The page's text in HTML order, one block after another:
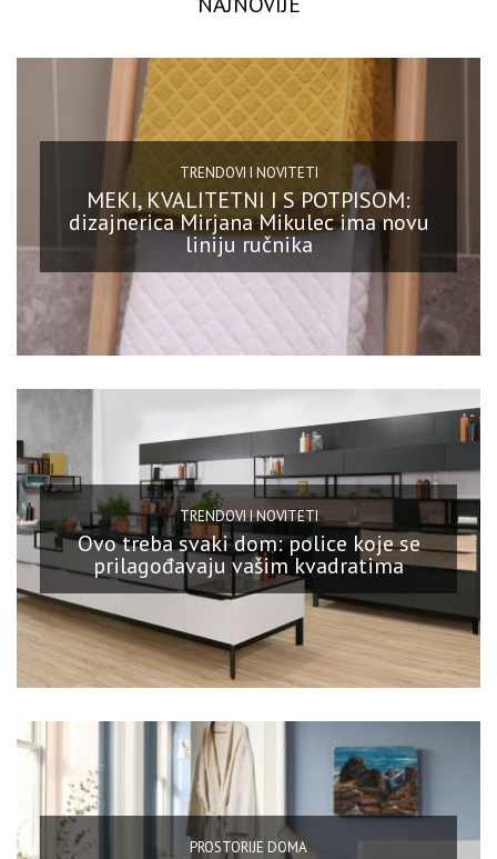
TRENDOVI I NOVITETI
MEKI, KVALITETNI I S POTPISOM:
dizajnerica Mirjana Mikulec ima novu
liniju ručnika
TRENDOVI I NOVITETI
Ovo treba svaki dom: police koje se
prilagođavaju vašim kvadratima
PROSTORIJE DOMA